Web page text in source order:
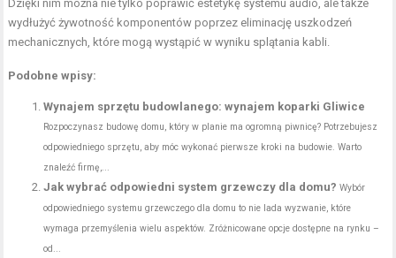
Dzięki nim można nie tylko poprawić estetykę systemu audio, ale także
wydłużyć żywotność komponentów poprzez eliminację uszkodzeń
mechanicznych, które mogą wystąpić w wyniku splątania kabli.
Podobne wpisy:
Wynajem sprzętu budowlanego: wynajem koparki Gliwice
Rozpoczynasz budowę domu, który w planie ma ogromną piwnicę? Potrzebujesz
odpowiedniego sprzętu, aby móc wykonać pierwsze kroki na budowie. Warto
znaleźć firmę,...
Jak wybrać odpowiedni system grzewczy dla domu? Wybór
odpowiedniego systemu grzewczego dla domu to nie lada wyzwanie, które
wymaga przemyślenia wielu aspektów. Zróżnicowane opcje dostępne na rynku –
od...